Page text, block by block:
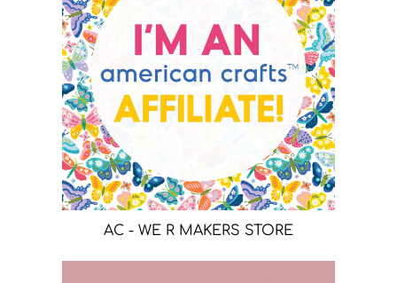
AC - WE R MAKERS STORE